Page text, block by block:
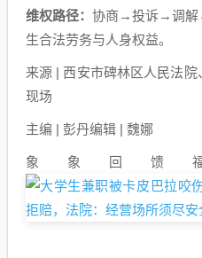
维权路径： 协商→投诉→调解
生合法劳务与人身权益。
来源 | 西安市碑林区人民法
现场
主编 | 彭丹编辑 | 魏娜
象象回馈